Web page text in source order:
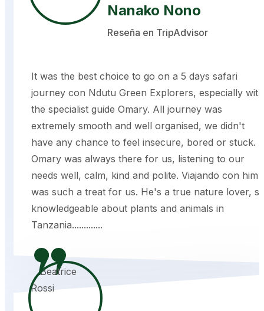
Nanako Nono
Reseña en TripAdvisor
It was the best choice to go on a 5 days safari
journey con Ndutu Green Explorers, especially with
the specialist guide Omary. All journey was
extremely smooth and well organised, we didn't
have any chance to feel insecure, bored or stuck.
Omary was always there for us, listening to our
needs well, calm, kind and polite. Viajando con him
was such a treat for us. He's a true nature lover,
knowledgeable about plants and animals in
Tanzania.............